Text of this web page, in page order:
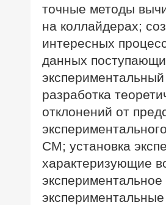
точные методы
на коллайдерах;
интересных
данных
разработка
отклонений от
СМ; установка
характеризующие
экспериментальные